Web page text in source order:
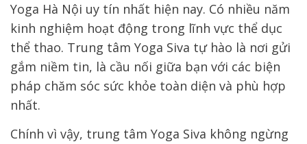
Yoga Hà Nội uy tín nhất hiện nay. Có nhiều năm
kinh nghiệm hoạt động trong lĩnh vực thể dục
thể thao. Trung tâm Yoga Siva tự hào là nơi gửi
gắm niềm tin, là cầu nối giữa bạn với các biện
pháp chăm sóc sức khỏe toàn diện và phù hợp
nhất.
Chính vì vậy, trung tâm Yoga Siva không ngừng